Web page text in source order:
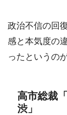
政治不信の回
感と本気度の
ったというの
高市総裁
渋」